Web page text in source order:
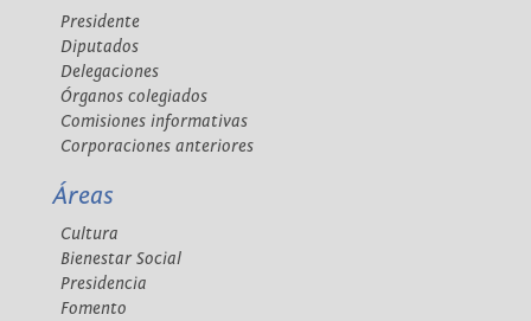
Presidente
Diputados
Delegaciones
Órganos colegiados
Comisiones informativas
Corporaciones anteriores
Áreas
Cultura
Bienestar Social
Presidencia
Fomento